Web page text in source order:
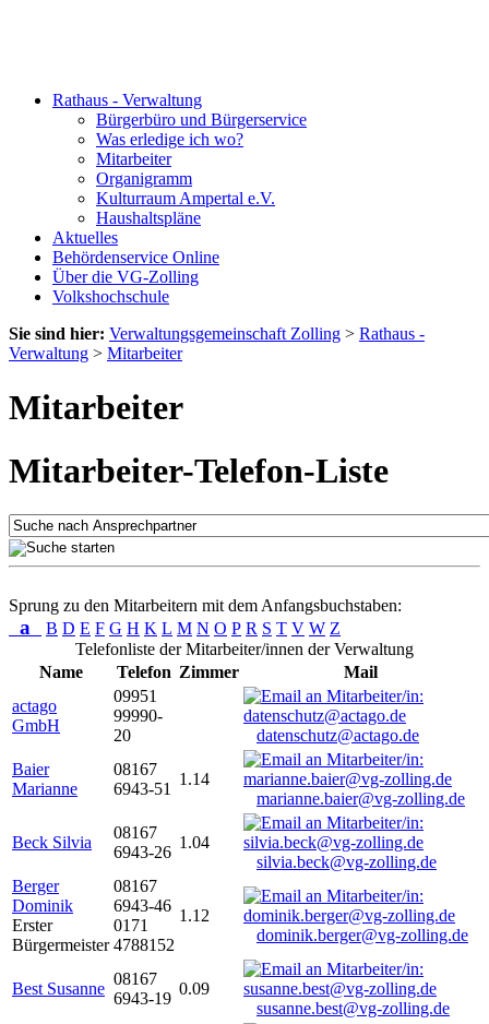
Rathaus - Verwaltung
Bürgerbüro und Bürgerservice
Was erledige ich wo?
Mitarbeiter
Organigramm
Kulturraum Ampertal e.V.
Haushaltspläne
Aktuelles
Behördenservice Online
Über die VG-Zolling
Volkshochschule
Sie sind hier: Verwaltungsgemeinschaft Zolling > Rathaus -
Verwaltung > Mitarbeiter
Mitarbeiter
Mitarbeiter-Telefon-Liste
Sprung zu den Mitarbeitern mit dem Anfangsbuchstaben:
a B D E F G H K L M N O P R S T V W Z
Telefonliste der Mitarbeiter/innen der Verwaltung
Name
Telefon Zimmer
Mail
actago
GmbH
09951
99990-
20
datenschutz@actago.de
Baier
Marianne
08167
6943-51
1.14
marianne.baier@vg-zolling.de
Beck Silvia
08167
6943-26
1.04
silvia.beck@vg-zolling.de
Berger
Dominik
Erster
Bürgermeister
08167
6943-46
0171
4788152
1.12
dominik.berger@vg-zolling.de
Best Susanne
08167
6943-19
0.09
susanne.best@vg-zolling.de